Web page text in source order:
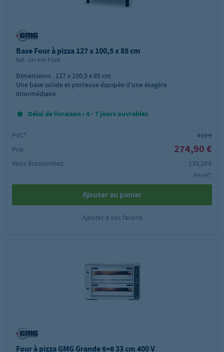
Base Four à pizza 127 x 100,5 x 85 cm
Réf.: GH-PM-PG66
Dimensions : 127 x 100,5 x 85 cm
Une base solide et porteuse équipée d’une étagère
intermédiaire
Délai de livraison : 4 - 7 jours ouvrables
PVC²:
410 €
Prix:
274,90 €
Vous économisez: 135,10 €
Prix HT,
Ajouter au panier
Ajouter à vos favoris
Four à pizza GMG Grande 6+6 33 cm 400 V